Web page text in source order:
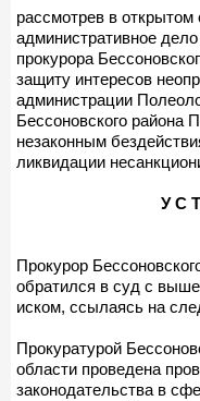
рассмотрев в
административное
прокурора
защиту интересов
администрации
Бессоновского района
незаконным
ликвидации
У С
Прокурор
обратился в суд с
иском, ссылаясь на
Прокуратурой
области проведена
законодательства в